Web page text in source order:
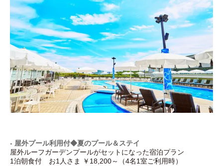
- 屋外プール利用付◆夏のプール＆ステイ
屋外ルーフガーデンプールがセットになった宿泊プラン
1泊朝食付 お1人さま ￥18,200～（4名1室ご利用時）